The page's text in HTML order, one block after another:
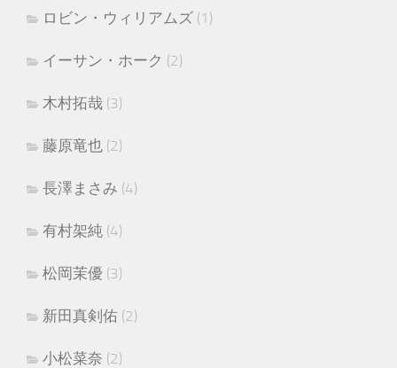
ロビン・ウィリアムズ (1)
イーサン・ホーク (2)
木村拓哉 (3)
藤原竜也 (2)
長澤まさみ (4)
有村架純 (4)
松岡茉優 (3)
新田真剣佑 (2)
小松菜奈 (2)